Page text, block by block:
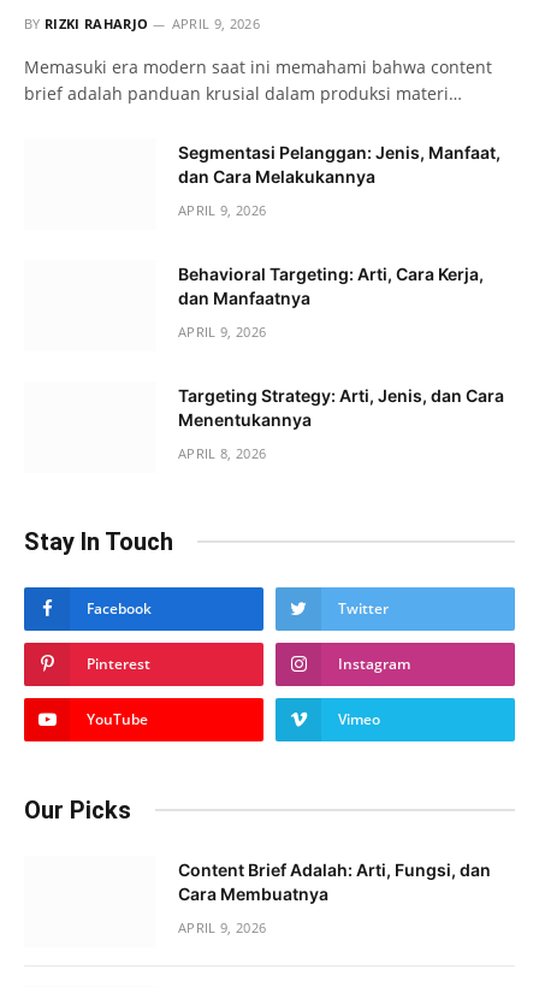
BY RIZKI RAHARJO APRIL 9, 2026
Memasuki era modern saat ini memahami bahwa content
brief adalah panduan krusial dalam produksi materi…
Segmentasi Pelanggan: Jenis, Manfaat,
dan Cara Melakukannya
APRIL 9, 2026
Behavioral Targeting: Arti, Cara Kerja,
dan Manfaatnya
APRIL 9, 2026
Targeting Strategy: Arti, Jenis, dan Cara
Menentukannya
APRIL 8, 2026
Stay In Touch
Facebook Twitter
Pinterest Instagram
YouTube Vimeo
Our Picks
Content Brief Adalah: Arti, Fungsi, dan
Cara Membuatnya
APRIL 9, 2026